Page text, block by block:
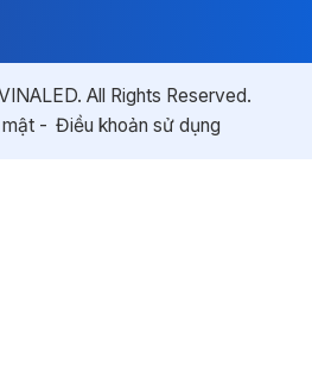
All Rights Reserved.
Điều khoản sử dụng